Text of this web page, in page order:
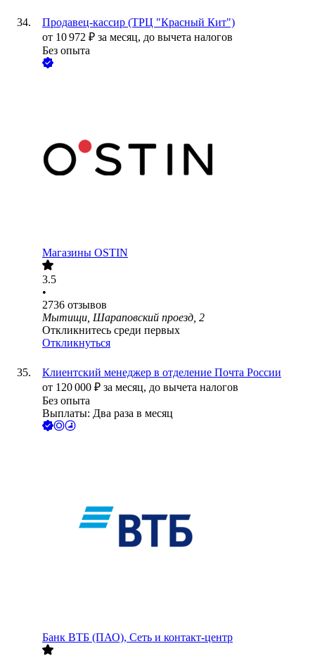
Продавец-кассир (ТРЦ "Красный Кит")
от 10 972 ₽ за месяц, до вычета налогов
Без опыта
Магазины OSTIN
3.5
•
2736 отзывов
Мытищи, Шараповский проезд, 2
Откликнитесь среди первых
Откликнуться
Клиентский менеджер в отделение Почта России
от 120 000 ₽ за месяц, до вычета налогов
Без опыта
Выплаты: Два раза в месяц
Банк ВТБ (ПАО), Сеть и контакт-центр